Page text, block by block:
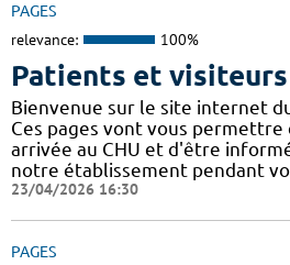
PAGES
relevance: 100%
Patients et visiteurs
Bienvenue sur le site internet
Ces pages vont vous
arrivée au CHU et d'être
notre établissement pendant
23/04/2026 16:30
PAGES